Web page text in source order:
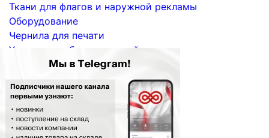
Ткани для флагов и наружной рекламы
Оборудование
Чернила для печати
Услуги по сублимационной печати